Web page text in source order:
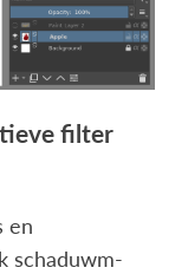
filter
en
schaduwm-